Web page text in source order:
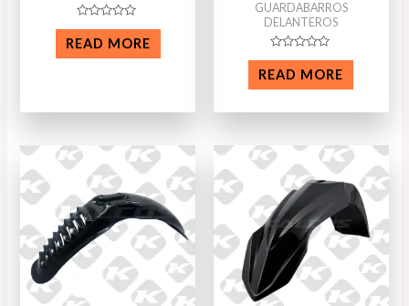
Rated
0
out
of
READ MORE
GUARDABARROS
DELANTEROS
Rated
0
out
of
READ MORE